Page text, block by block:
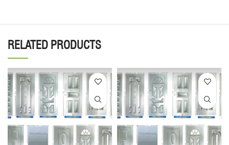
RELATED PRODUCTS